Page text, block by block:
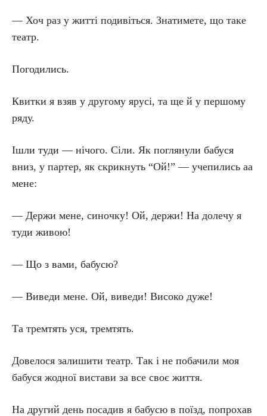
— Хоч раз у житті подивіться. Знатимете, що таке
театр.
Погодились.
Квитки я взяв у другому ярусі, та ще й у першому
ряду.
Ішли туди — нічого. Сіли. Як поглянули бабуся
вниз, у партер, як скрикнуть “Ой!” — учепились аа
мене:
— Держи мене, синочку! Ой, держи! На долечу я
туди живою!
— Що з вами, бабусю?
— Виведи мене. Ой, виведи! Високо дуже!
Та тремтять уся, тремтять.
Довелося залишити театр. Так і не побачили моя
бабуся жодної вистави за все своє життя.
На другий день посадив я бабусю в поїзд, попрохав